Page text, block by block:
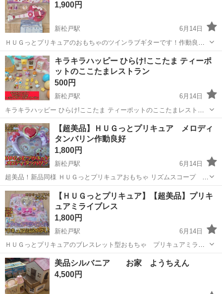
の「通い」「泊まり...1,900円
新松戸駅
6月14日
ＨＵＧっとプリキュアのおもちゃのツインラブギターです！作動良
好 若干使用感あり‥付属品＆化粧箱＆取説付属します！ 状態は写真
からご確認ください! 私の自己紹介を了解のうえ取り引きお願いいたし
ます!住所間違い防止のため...
千葉 松戸市 新松戸駅 おもちゃ
キラキラハッピー ひらけ!ここたま ティーポ
ットのここたまレストラン
500円
新松戸駅
6月14日
キラキラハッピー ひらけ!ここたま ティーポットのここたまレストラ
ン 箱はありません。 付属品付ありますが‥全部あるかは不明です。
キラキラハッピー ひらけ!ここたま ティーポットのここたまレストラ
ン 状態は...
千葉 松戸市 新松戸駅 ここたま
【超美品】ＨＵＧっとプリキュア メロディ
タンバリン作動良好
1,800円
新松戸駅
6月14日
超美品！新品同様 ＨＵＧっとプリキュアおもちゃ リズムスコープ 作
動良好 状態は写真からご確認ください! 私の自己紹介を了解のうえ
取り引きお願いいたします!住所間違い防止のため配送希望なら必ず郵
便番号も教えてく...
千葉 松戸市 おもちゃ タンバリン
【ＨＵＧっとプリキュア】【超美品】プリキ
ュアミライブレス
1,800円
新松戸駅
6月14日
ＨＵＧっとプリキュアのブレスレット型おもちゃ プリキュアミライ
ブレス 作動問題なしです！ 取説＆化粧箱付属 超美品です！ 状態は
写真からご確認ください! 私の自己紹介を了解のうえ取り引きお願いい
たします!住所間違...
千葉 松戸市 新松戸駅 おもちゃ 商品
美品シルバニア お家 ようちえん
4,500円